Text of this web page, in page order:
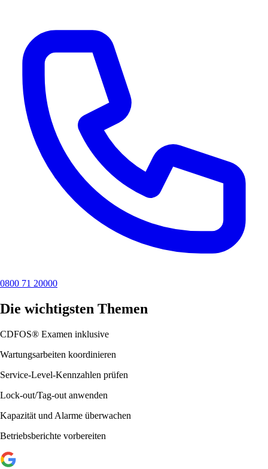
0800 71 20000
Die wichtigsten Themen
CDFOS® Examen inklusive
Wartungsarbeiten koordinieren
Service-Level-Kennzahlen prüfen
Lock-out/Tag-out anwenden
Kapazität und Alarme überwachen
Betriebsberichte vorbereiten